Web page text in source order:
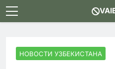
Skip
to
НОВОСТИ УЗБЕКИСТАНА